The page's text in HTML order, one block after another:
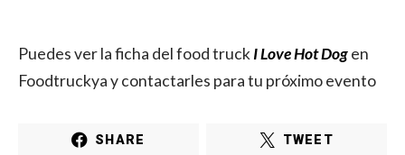
Puedes ver la ficha del food truckI Love Hot Dogen
Foodtruckya y contactarles para tu próximo evento
SHARE TWEET